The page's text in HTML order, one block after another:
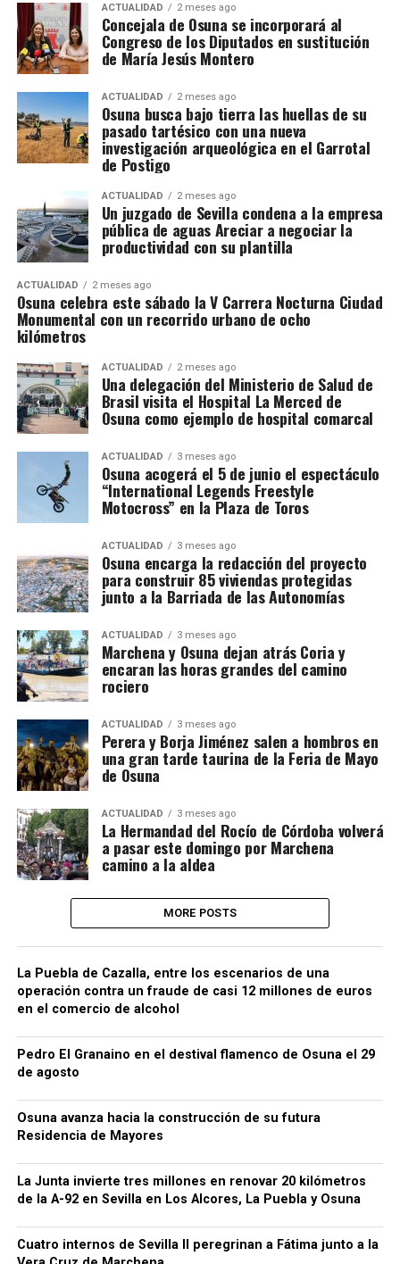
ACTUALIDAD 2 meses ago
Concejala de Osuna se incorporará al
Congreso de los Diputados en sustitución
de María Jesús Montero
ACTUALIDAD 2 meses ago
Osuna busca bajo tierra las huellas de su
pasado tartésico con una nueva
investigación arqueológica en el Garrotal
de Postigo
ACTUALIDAD 2 meses ago
Un juzgado de Sevilla condena a la empresa
pública de aguas Areciar a negociar la
productividad con su plantilla
ACTUALIDAD 2 meses ago
Osuna celebra este sábado la V Carrera Nocturna Ciudad
Monumental con un recorrido urbano de ocho
kilómetros
ACTUALIDAD 2 meses ago
Una delegación del Ministerio de Salud de
Brasil visita el Hospital La Merced de
Osuna como ejemplo de hospital comarcal
ACTUALIDAD 3 meses ago
Osuna acogerá el 5 de junio el espectáculo
“International Legends Freestyle
Motocross” en la Plaza de Toros
ACTUALIDAD 3 meses ago
Osuna encarga la redacción del proyecto
para construir 85 viviendas protegidas
junto a la Barriada de las Autonomías
ACTUALIDAD 3 meses ago
Marchena y Osuna dejan atrás Coria y
encaran las horas grandes del camino
rociero
ACTUALIDAD 3 meses ago
Perera y Borja Jiménez salen a hombros en
una gran tarde taurina de la Feria de Mayo
de Osuna
ACTUALIDAD 3 meses ago
La Hermandad del Rocío de Córdoba volverá
a pasar este domingo por Marchena
camino a la aldea
MORE POSTS
La Puebla de Cazalla, entre los escenarios de una
operación contra un fraude de casi 12 millones de euros
en el comercio de alcohol
Pedro El Granaino en el destival flamenco de Osuna el 29
de agosto
Osuna avanza hacia la construcción de su futura
Residencia de Mayores
La Junta invierte tres millones en renovar 20 kilómetros
de la A-92 en Sevilla en Los Alcores, La Puebla y Osuna
Cuatro internos de Sevilla II peregrinan a Fátima junto a la